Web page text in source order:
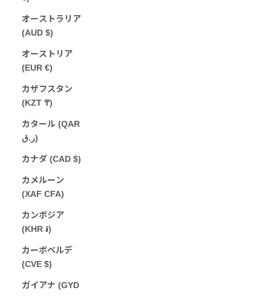
オーストラリア
(AUD $)
オーストリア
(EUR €)
カザフスタン
(KZT ₸)
カタール (QAR
ر.ق)
カナダ (CAD $)
カメルーン
(XAF CFA)
カンボジア
(KHR ៛)
カーボベルデ
(CVE $)
ガイアナ (GYD